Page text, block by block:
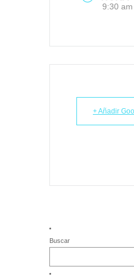
9:30
+ Añadir
Buscar